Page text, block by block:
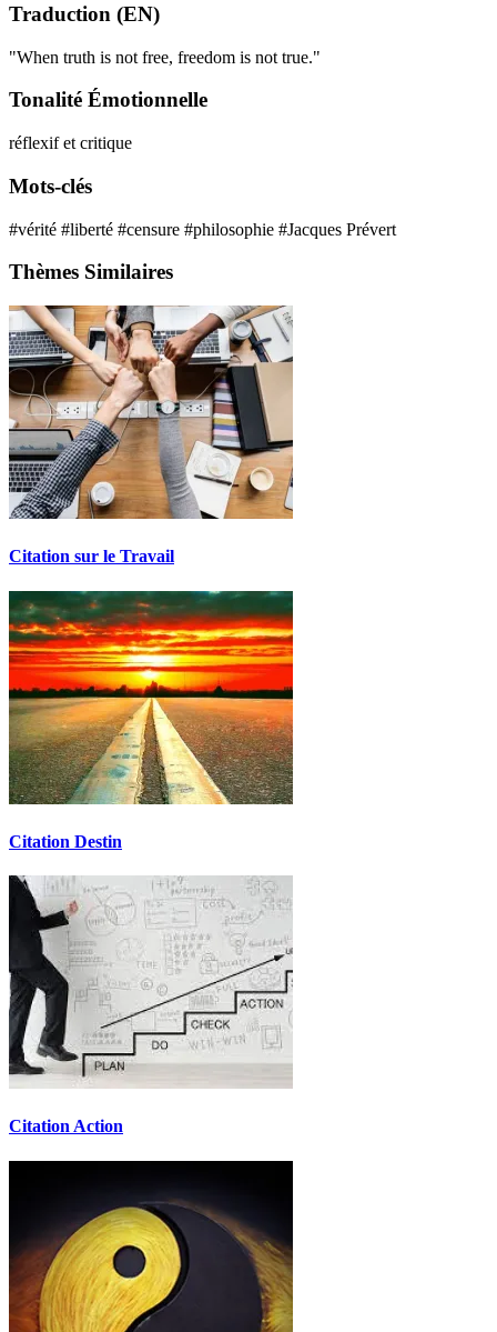
Traduction (EN)
"When truth is not free, freedom is not true."
Tonalité Émotionnelle
réflexif et critique
Mots-clés
#vérité #liberté #censure #philosophie #Jacques Prévert
Thèmes Similaires
Citation sur le Travail
Citation Destin
Citation Action